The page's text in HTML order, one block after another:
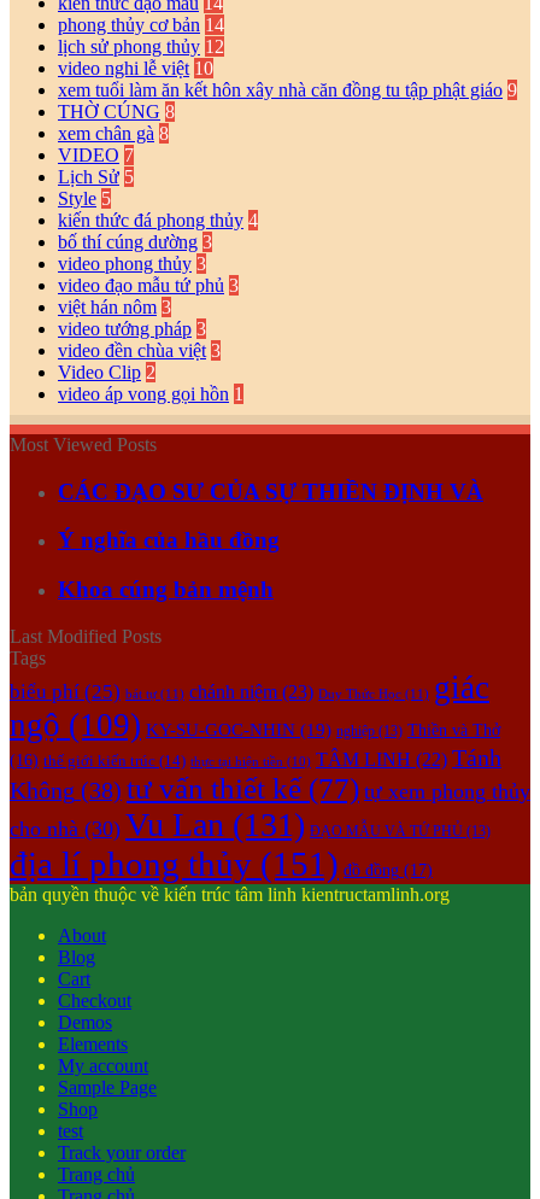
phong thủy cơ bản 14
lịch sử phong thủy 12
video nghi lễ việt 10
xem tuổi làm ăn kết hôn xây nhà căn đồng tu tập phật giáo 9
THỜ CÚNG 8
xem chân gà 8
VIDEO 7
Lịch Sử 5
Style 5
kiến thức đá phong thủy 4
bố thí cúng dường 3
video phong thủy 3
video đạo mẫu tứ phủ 3
việt hán nôm 3
video tướng pháp 3
video đền chùa việt 3
Video Clip 2
video áp vong gọi hồn 1
Most Viewed Posts
CÁC ĐẠO SƯ CỦA SỰ THIỀN ĐỊNH VÀ
Ý nghĩa của hầu đồng
Khoa cúng bản mệnh
Last Modified Posts
Tags
biểu phí (25) bát tự(11) chánh niệm (23) Duy Thức Học (11) giác
ngộ (109) KY-SU-GOC-NHIN (19) nghiệp (13) Thiền và Thở
(16) thế giới kiến trúc (14) thực tại hiện tiền (10) TÂM LINH (22) Tánh
Không (38) tư vấn thiết kế(77) tự xem phong thủy
cho nhà (30) Vu Lan (131) ĐẠO MẪU VÀ TỨ PHỦ (13)
địa lí phong thủy (151) đồ đồng (17)
bản quyền thuộc về kiến trúc tâm linh kientructamlinh.org
About
Blog
Cart
Checkout
Demos
Elements
My account
Sample Page
Shop
test
Track your order
Trang chủ